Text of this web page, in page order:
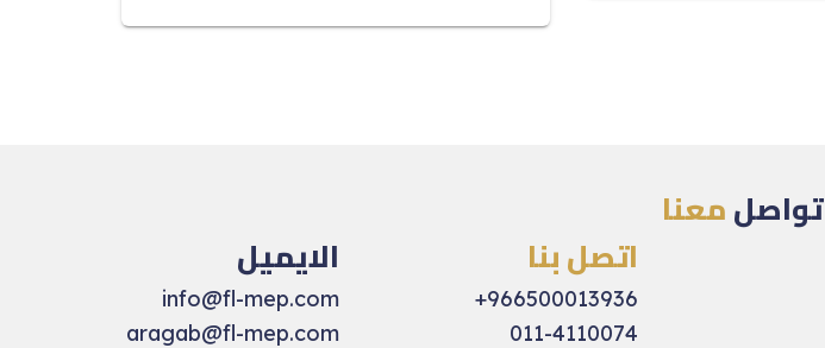
تواصلمعنا
اتصل بنا
966500013936+
011-4110074
الايميل
info@fl-mep.com
aragab@fl-mep.com